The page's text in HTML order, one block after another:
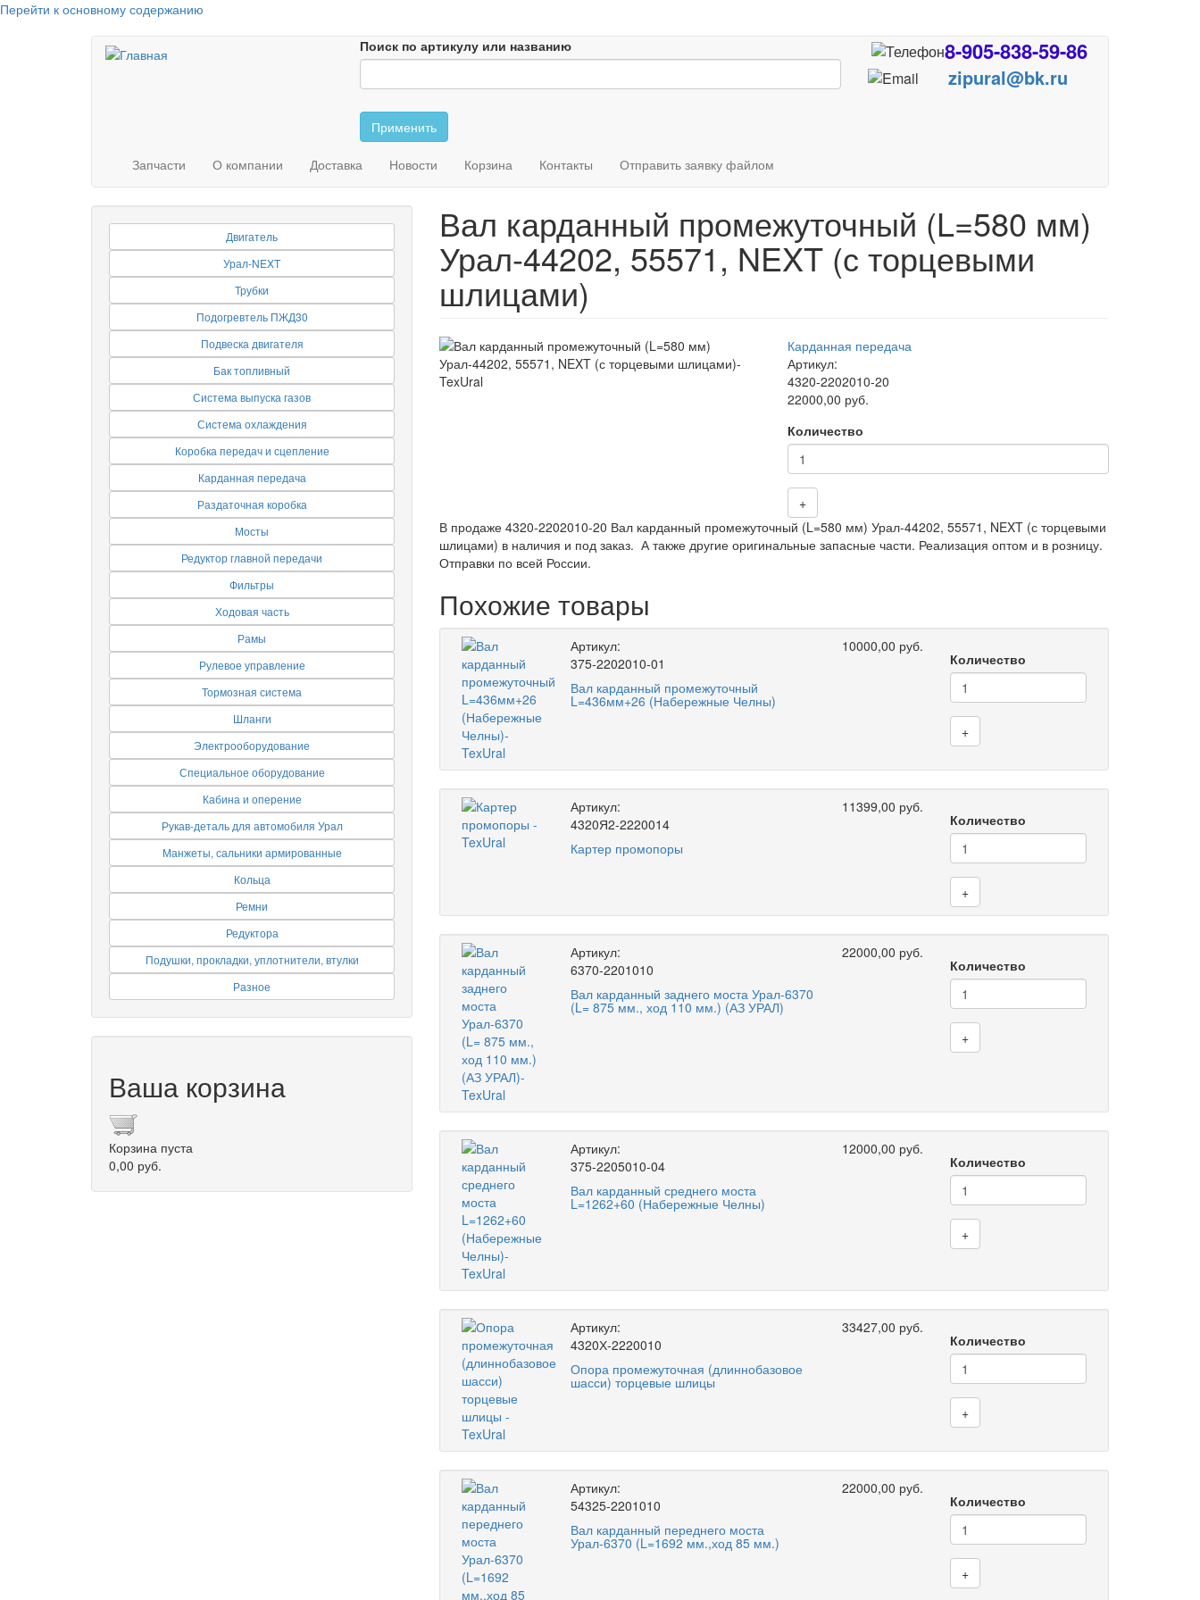
Перейти к основному содержанию
Поиск по артикулу или названию
Применить
8-905-838-59-86
zipural@bk.ru
Запчасти О компании Доставка Новости Корзина Контакты Отправить заявку файлом
Двигатель
Урал-NEXT
Трубки
Подогревтель ПЖД30
Подвеска двигателя
Бак топливный
Система выпуска газов
Система охлаждения
Коробка передач и сцепление
Карданная передача
Раздаточная коробка
Мосты
Редуктор главной передачи
Фильтры
Ходовая часть
Рамы
Рулевое управление
Тормозная система
Шланги
Электрооборудование
Специальное оборудование
Кабина и оперение
Рукав-деталь для автомобиля Урал
Манжеты, сальники армированные
Кольца
Ремни
Редуктора
Подушки, прокладки, уплотнители, втулки
Разное
Ваша корзина
Корзина пуста
0,00 руб.
Вал карданный промежуточный (L=580 мм)
Урал-44202, 55571, NEXT (с торцевыми
шлицами)
Карданная передача
Артикул:
4320-2202010-20
22000,00 руб.
Количество
+
В продаже 4320-2202010-20 Вал карданный промежуточный (L=580 мм) Урал-44202, 55571, NEXT (с торцевыми
шлицами) в наличия и под заказ. А также другие оригинальные запасные части. Реализация оптом и в розницу.
Отправки по всей России.
Похожие товары
Артикул:
375-2202010-01
Вал карданный промежуточный
L=436мм+26 (Набережные Челны)
10000,00 руб.
Количество
+
Артикул:
4320Я2-2220014
Картер промопоры
11399,00 руб.
Количество
+
Артикул:
6370-2201010
Вал карданный заднего моста Урал-6370
(L= 875 мм., ход 110 мм.) (АЗ УРАЛ)
22000,00 руб.
Количество
+
Артикул:
375-2205010-04
Вал карданный среднего моста
L=1262+60 (Набережные Челны)
12000,00 руб.
Количество
+
Артикул:
4320Х-2220010
Опора промежуточная (длиннобазовое
шасси) торцевые шлицы
33427,00 руб.
Количество
+
Артикул:
54325-2201010
Вал карданный переднего моста
Урал-6370 (L=1692 мм.,ход 85 мм.)
22000,00 руб.
Количество
+